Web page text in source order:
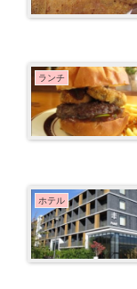
ランチ
ホテル